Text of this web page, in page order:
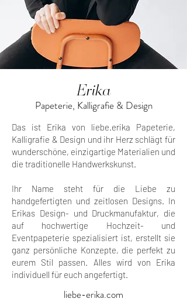
Erika
Papeterie, Kalligrafie & Design
Das ist Erika von liebe.erika Papeterie,
Kalligrafie & Design und ihr Herz schlägt für
wunderschöne, einzigartige Materialien und
die traditionelle Handwerkskunst.
Ihr Name steht für die Liebe zu
handgefertigten und zeitlosen Designs. In
Erikas Design- und Druckmanufaktur, die
auf hochwertige Hochzeit- und
Eventpapeterie spezialisiert ist, erstellt sie
ganz persönliche Konzepte, die perfekt zu
eurem Stil passen. Alles wird von Erika
individuell für euch angefertigt.
liebe-erika.com